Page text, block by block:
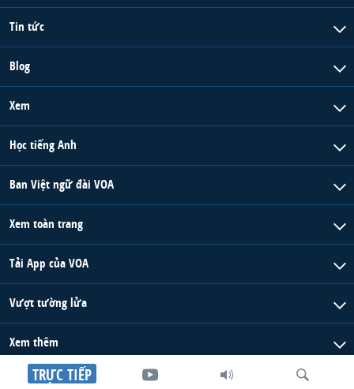
TRỰC TIẾP
Tin tức
Blog
Xem
Học tiếng Anh
Ban Việt ngữ đài VOA
Xem toàn trang
Tải App của VOA
Vượt tường lửa
Xem thêm